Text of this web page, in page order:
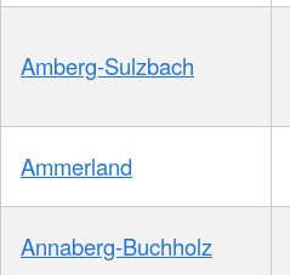
Amberg-Sulzbach
Ammerland
Annaberg-Buchholz